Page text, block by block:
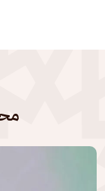
الصورة